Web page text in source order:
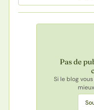
Pas de
Si le blog